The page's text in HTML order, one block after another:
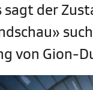
der
von Gion-